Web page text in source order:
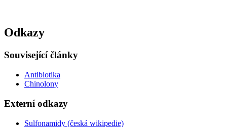
Odkazy
Související články
Antibiotika
Chinolony
Externí odkazy
Sulfonamidy (česká wikipedie)